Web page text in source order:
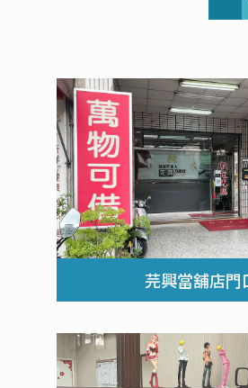
芫興當舖店門